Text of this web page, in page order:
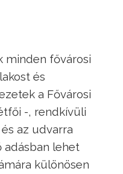
minden fővárosi
és
a Fővárosi
-, rendkívüli
az udvarra
lehet
különösen